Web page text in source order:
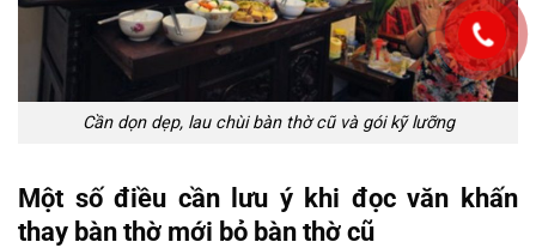
Cần dọn dẹp, lau chùi bàn thờ cũ và gói kỹ lưỡng
Một số điều cần lưu ý khi đọc văn khấn
thay bàn thờ mới bỏ bàn thờ cũ